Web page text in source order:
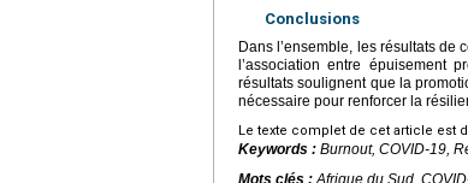
Conclusions
Dans l’ensemble, les résultats
l’association entre épuisement
résultats soulignent que la
nécessaire pour renforcer la
Le texte complet de cet article est
Keywords : Burnout, COVID-19,